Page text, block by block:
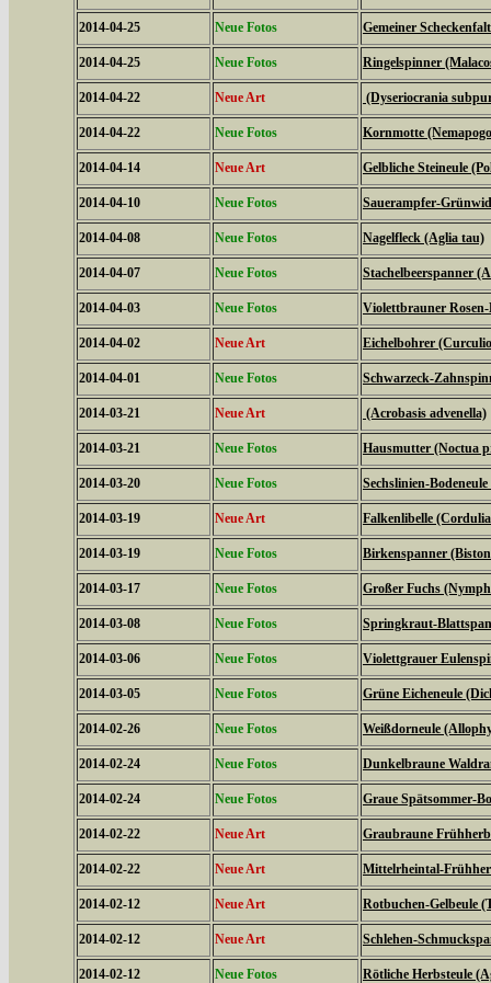
2014-04-25 Neue Fotos Gemeiner
2014-04-25 Neue Fotos Ringelspinner
2014-04-22 Neue Art (Dyseriocrania
2014-04-22 Neue Fotos Kornmotte
2014-04-14 Neue Art Gelbliche Steineule
2014-04-10 Neue Fotos Sauerampfer-
2014-04-08 Neue Fotos Nagelfleck (Aglia tau)
2014-04-07 Neue Fotos Stachelbeerspanner
2014-04-03 Neue Fotos Violettbrauner
2014-04-02 Neue Art Eichelbohrer
2014-04-01 Neue Fotos Schwarzeck-
2014-03-21 Neue Art (Acrobasis advenella)
2014-03-21 Neue Fotos Hausmutter (Noctua
2014-03-20 Neue Fotos Sechslinien-
2014-03-19 Neue Art Falkenlibelle (Cordulia
2014-03-19 Neue Fotos Birkenspanner
2014-03-17 Neue Fotos Großer Fuchs
2014-03-08 Neue Fotos Springkraut-
2014-03-06 Neue Fotos Violettgrauer
2014-03-05 Neue Fotos Grüne Eicheneule
2014-02-26 Neue Fotos Weißdorneule
2014-02-24 Neue Fotos Dunkelbraune
2014-02-24 Neue Fotos Graue Spätsommer-
2014-02-22 Neue Art Graubraune
2014-02-22 Neue Art Mittelrheintal-
2014-02-12 Neue Art Rotbuchen-Gelbeule
2014-02-12 Neue Art Schlehen-
2014-02-12 Neue Fotos Rötliche Herbsteule